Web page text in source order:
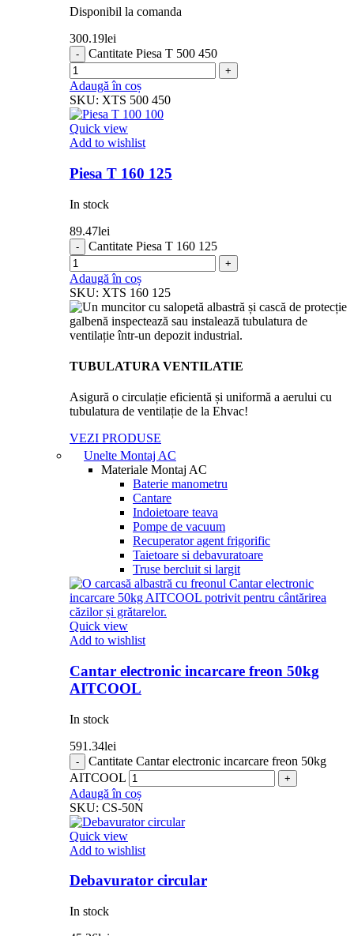
Disponibil la comanda
300.19lei
Cantitate Piesa T 500 450
Adaugă în coș
SKU: XTS 500 450
Quick view
Add to wishlist
Piesa T 160 125
In stock
89.47lei
Cantitate Piesa T 160 125
Adaugă în coș
SKU: XTS 160 125
TUBULATURA VENTILATIE
Asigură o circulație eficientă și uniformă a aerului cu
tubulatura de ventilație de la Ehvac!
VEZI PRODUSE
Unelte Montaj AC
Materiale Montaj AC
Baterie manometru
Cantare
Indoietoare teava
Pompe de vacuum
Recuperator agent frigorific
Taietoare si debavuratoare
Truse bercluit si largit
Quick view
Add to wishlist
Cantar electronic incarcare freon 50kg
AITCOOL
In stock
591.34lei
Cantitate Cantar electronic incarcare freon 50kg
AITCOOL
Adaugă în coș
SKU: CS-50N
Quick view
Add to wishlist
Debavurator circular
In stock